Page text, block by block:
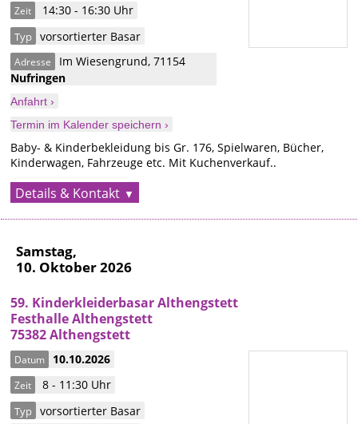
Zeit 14:30 - 16:30 Uhr
Typ vorsortierter Basar
Adresse Im Wiesengrund,71154
Nufringen
Anfahrt ›
Termin im Kalender speichern ›
Baby- & Kinderbekleidung bis Gr. 176, Spielwaren, Bücher,
Kinderwagen, Fahrzeuge etc. Mit Kuchenverkauf..
Details & Kontakt
Samstag,
10. Oktober 2026
59. Kinderkleiderbasar Althengstett
Festhalle Althengstett
75382 Althengstett
Datum 10.10.2026
Zeit 8 - 11:30 Uhr
Typ vorsortierter Basar